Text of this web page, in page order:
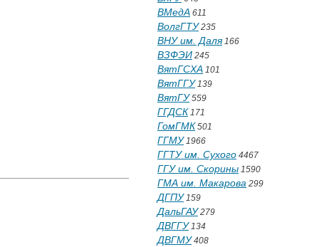
ВМедА 611
ВолгГТУ235
ВНУ им. Даля166
ВЗФЭИ 245
ВятГСХА 101
ВятГГУ139
ВятГУ559
ГГДСК 171
ГомГМК 501
ГГМУ1966
ГГТУ им. Сухого 4467
ГГУ им. Скорины 1590
ГМА им. Макарова 299
ДГПУ159
ДальГАУ279
ДВГГУ134
ДВГМУ408